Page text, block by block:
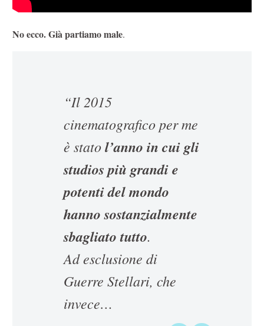
No ecco. Già partiamo male.
“Il 2015
cinematografico per me
è statol’anno in cui gli
studios più grandi e
potenti del mondo
hanno sostanzialmente
sbagliato tutto.
Ad esclusione di
Guerre Stellari, che
invece…